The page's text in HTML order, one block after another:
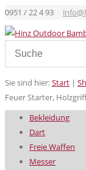
0951 / 22 4 93
Sie sind hier:Start |
Feuer Starter,
Bekleidung
Dart
Freie Waffen
Messer